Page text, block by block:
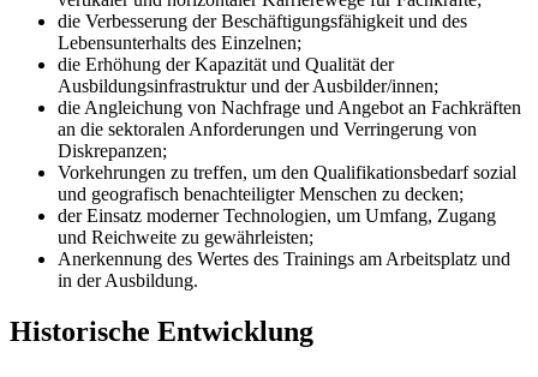
die Verbesserung der Beschäftigungsfähigkeit und des
Lebensunterhalts des Einzelnen;
die Erhöhung der Kapazität und Qualität der
Ausbildungsinfrastruktur und der Ausbilder/innen;
die Angleichung von Nachfrage und Angebot an Fachkräften
an die sektoralen Anforderungen und Verringerung von
Diskrepanzen;
Vorkehrungen zu treffen, um den Qualifikationsbedarf sozial
und geografisch benachteiligter Menschen zu decken;
der Einsatz moderner Technologien, um Umfang, Zugang
und Reichweite zu gewährleisten;
Anerkennung des Wertes des Trainings am Arbeitsplatz und
in der Ausbildung.
Historische Entwicklung